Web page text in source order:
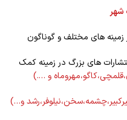
شهر
های مختلف و گوناگون
های بزرگ در زمینه کمک
و ….)
و…)